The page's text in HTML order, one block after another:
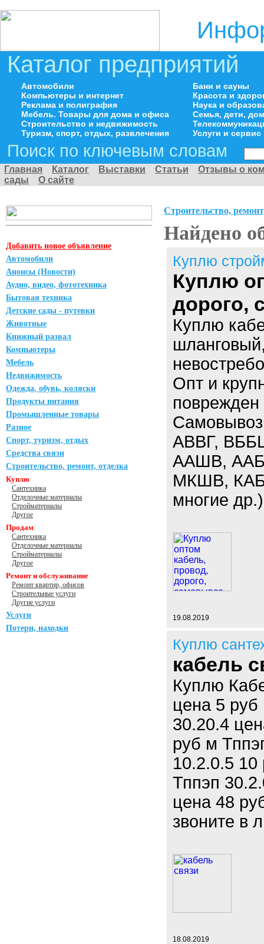
Каталог предприятий
Автомобили
Компьютеры и интернет
Реклама и полиграфия
Мебель. Товары для дома и офиса
Строительство и недвижимость
Туризм, спорт, отдых, развлечения
Бани и сауны
Красота и
Наука и
Семья, дети,
Услуги и сервис
Поиск по ключевым словам
Главная Каталог Выставки Статьи
Отзывы о
сады
О сайте
Добавить новое объявление
Автомобили
Анонсы (Новости)
Аудио, видео, фототехника
Бытовая техника
Детские сады - путевки
Животные
Книжный развал
Компьютеры
Мебель
Недвижимость
Одежда, обувь, коляски
Продукты питания
Промышленные товары
Разное
Спорт, туризм, отдых
Средства связи
Строительство, ремонт, отделка
Куплю
Сантехника
Отделочные материалы
Стройматериалы
Другое
Продам
Сантехника
Отделочные материалы
Стройматериалы
Другое
Ремонт и обслуживание
Ремонт квартир, офисов
Строительные услуги
Другие услуги
Услуги
Потери, находки
Строительство,
Найдено
Куплю
Куплю
дорого,
Куплю
Опт и
поврежден
АВВГ,
ААШВ,
МКШВ,
многие
19.08.2019
Куплю
кабель
Куплю
цена 5
30.20.4
руб м
10.2.0.5
Тппэп
цена 48
звоните в
18.08.2019